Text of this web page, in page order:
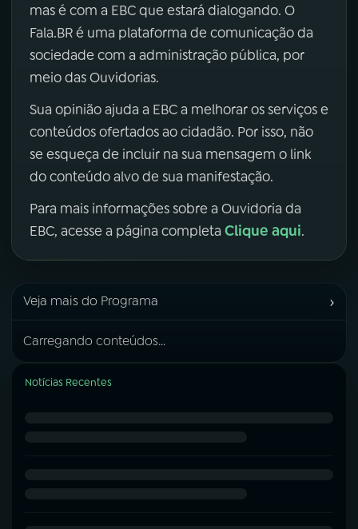
mas é com a EBC que estará dialogando. O
Fala.BR é uma plataforma de comunicação da
sociedade com a administração pública, por
meio das Ouvidorias.
Sua opinião ajuda a EBC a melhorar os serviços e
conteúdos ofertados ao cidadão. Por isso, não
se esqueça de incluir na sua mensagem o link
do conteúdo alvo de sua manifestação.
Para mais informações sobre a Ouvidoria da
EBC, acesse a página completa Clique aqui.
Veja mais do Programa ›
Carregando conteúdos...
Notícias Recentes